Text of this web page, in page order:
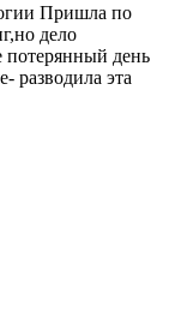
Пришла по
дело
потерянный день
разводила эта